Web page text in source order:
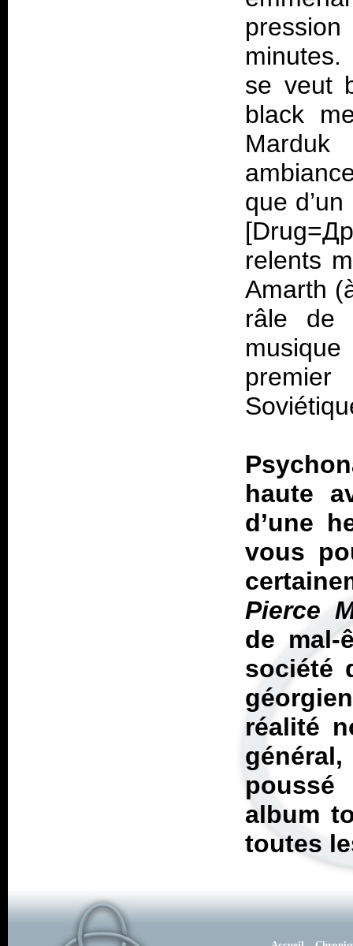
se veut
black
que
relents
Amarth
râle de
haute
d’une
vous
Pierce
de mal-
société
réalité
poussé
album
toutes